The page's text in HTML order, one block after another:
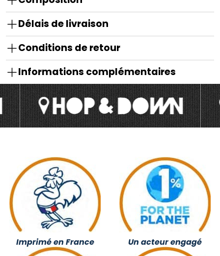
Délais de livraison
Conditions de retour
Informations complémentaires
Imprimé en France Un acteur engagé